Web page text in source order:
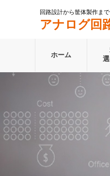
回路設計から筐体製作ま
アナログ回
ホーム